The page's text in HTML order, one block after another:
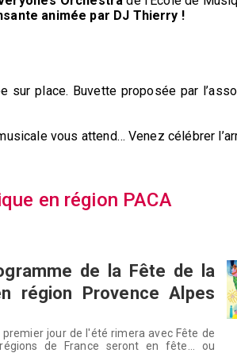
animée par DJ Thierry !
sur place. Buvette proposée par
vous attend… Venez célébrer
en région PACA
de la Fête de la
région Provence Alpes
premier jour de l'été rimera avec Fête de
de France seront en fête... ou